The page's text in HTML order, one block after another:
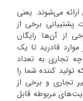
می‌شوند. یعنی
پشتیبانی برخی از
از آن‌ها رایگان
قادرید تا یک
تجاری به تعداد
تولید کننده شما را
تجاری و برخی از
مربوطه قابل